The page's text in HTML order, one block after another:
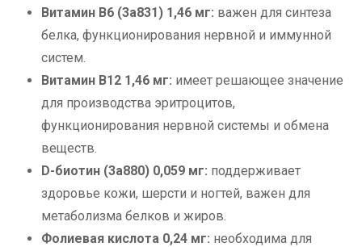
Витамин B6 (3a831) 1,46 мг: важен для синтеза
белка, функционирования нервной и иммунной
систем.
Витамин B12 1,46 мг: имеет решающее значение
для производства эритроцитов,
функционирования нервной системы и обмена
веществ.
D-биотин (3a880) 0,059 мг: поддерживает
здоровье кожи, шерсти и ногтей, важен для
метаболизма белков и жиров.
Фолиевая кислота 0,24 мг: необходима для